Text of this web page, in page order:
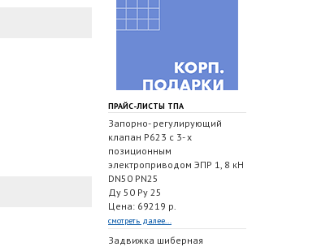
ПРАЙС-ЛИСТЫ ТПА
Запорно- регулирующий
клапан Р623 с 3- х
позиционным
электроприводом ЭПР 1, 8 кН
DN50 PN25
Ду 50 Ру 25
Цена: 69219 р.
смотреть далее...
Задвижка шиберная